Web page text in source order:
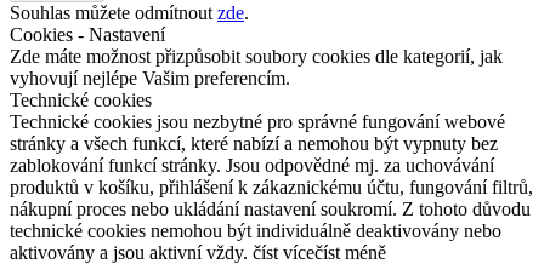
Souhlas můžete odmítnout zde.
Cookies - Nastavení
Zde máte možnost přizpůsobit soubory cookies dle kategorií, jak
vyhovují nejlépe Vašim preferencím.
Technické cookies
Technické cookies jsou nezbytné pro správné fungování webové
stránky a všech funkcí, které nabízí a nemohou být vypnuty bez
zablokování funkcí stránky. Jsou odpovědné mj. za uchovávání
produktů v košíku, přihlášení k zákaznickému účtu, fungování filtrů,
nákupní proces nebo ukládání nastavení soukromí. Z tohoto důvodu
technické cookies nemohou být individuálně deaktivovány nebo
aktivovány a jsou aktivní vždy. číst vícečíst méně